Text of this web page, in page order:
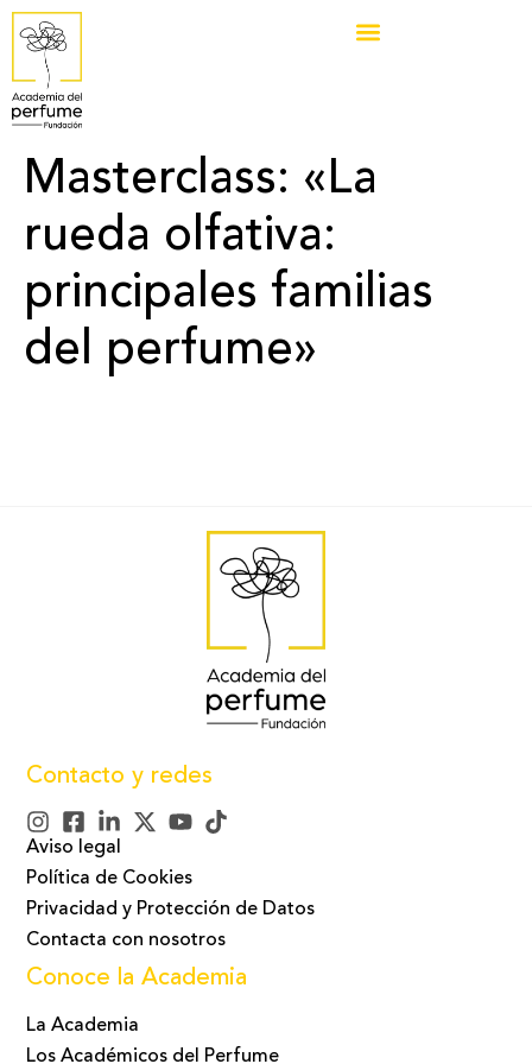
Masterclass: «La
rueda olfativa:
principales familias
del perfume»
Contacto y redes
Aviso legal
Política de Cookies
Privacidad y Protección de Datos
Contacta con nosotros
Conoce la Academia
La Academia
Los Académicos del Perfume